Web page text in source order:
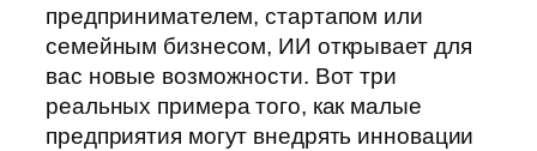
предпринимателем, стартапом или
семейным бизнесом, ИИ открывает для
вас новые возможности. Вот три
реальных примера того, как малые
предприятия могут внедрять инновации